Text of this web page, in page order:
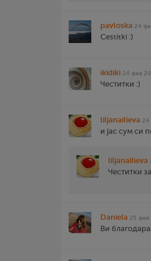
pavloska 24
Cestitki :)
ikidiki 24 фев
Честитки :)
liljanailieva 24
и јас сум си
liljanailieva
Честитки
Daniela 25 фев
Ви